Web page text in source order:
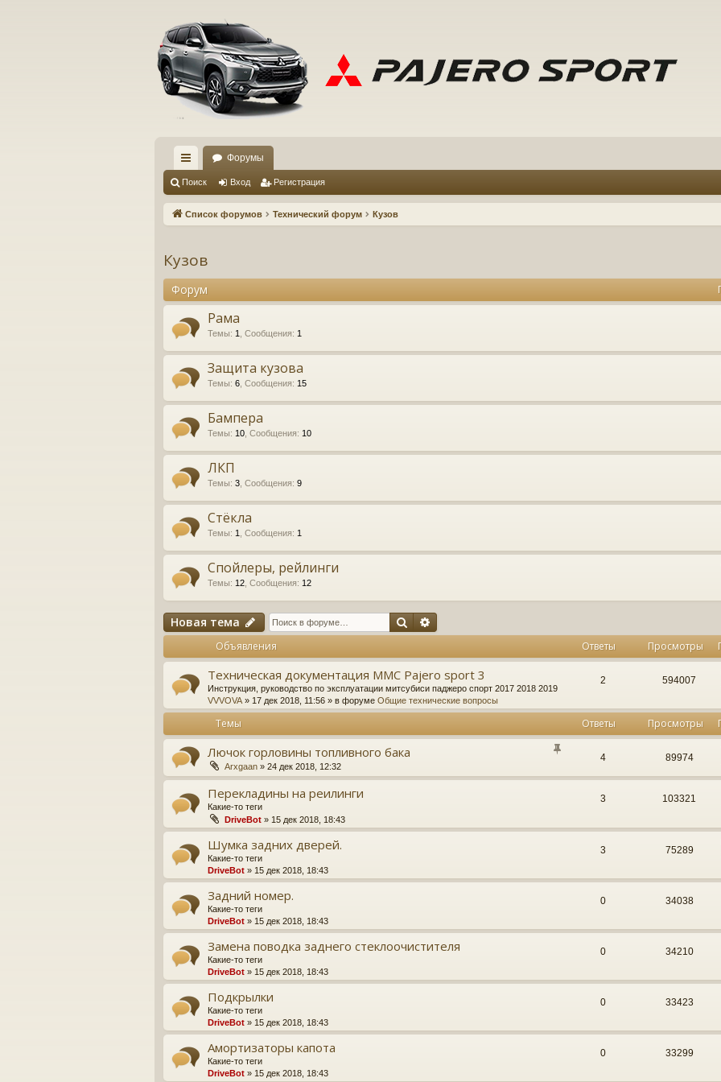
с
ы
Форумы
Поиск Вход Регистрация
Список форумов Технический форум Кузов
Кузов
Форум
Рама
Темы: 1 Сообщения: 1
Защита кузова
Темы: 6 Сообщения: 15
Бампера
Темы: 10 Сообщения: 10
ЛКП
Темы: 3 Сообщения: 9
Стёкла
Темы: 1 Сообщения: 1
Спойлеры, рейлинги
Темы: 12 Сообщения: 12
Новая тема Поиск
Объявления Ответы Просмотры
Техническая документация MMC Pajero sport 3
Инструкция, руководство по эксплуатации митсубиси паджеро спорт 2017 2018 2019
VVVOVA » 17 дек 2018, 11:56 » в форуме Общие технические вопросы
2 594007
Темы Ответы Просмотры
Лючок горловины топливного бака
Arxgaan » 24 дек 2018, 12:32
4 89974
Перекладины на реилинги
Какие-то теги
DriveBot » 15 дек 2018, 18:43
3 103321
Шумка задних дверей.
Какие-то теги
DriveBot » 15 дек 2018, 18:43
3 75289
Задний номер.
Какие-то теги
DriveBot » 15 дек 2018, 18:43
0 34038
Замена поводка заднего стеклоочистителя
Какие-то теги
DriveBot » 15 дек 2018, 18:43
0 34210
Подкрылки
Какие-то теги
DriveBot » 15 дек 2018, 18:43
0 33423
Амортизаторы капота
Какие-то теги
DriveBot » 15 дек 2018, 18:43
0 33299